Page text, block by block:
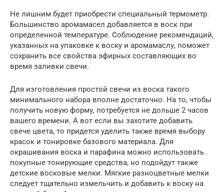
Не лишним будет приобрести специальный термометр.
Большинство аромамасел добавляется в воск при
определенной температуре. Соблюдение рекомендаций,
указанных на упаковке к воску и аромамаслу, поможет
сохранить все свойства эфирных составляющих во
время заливки свечи.
Для изготовления простой свечи из воска такого
минимального набора вполне достаточно. На то, чтобы
получить новую форму, потребуется не дольше 2 часов
вашего времени. А вот если вы захотите добавить
свече цвета, то придется уделить также время выбору
красок и тонировке базового материала. Для
окрашивания воска и парафина можно использовать
покупные тонирующие средства, но подойдут также
детские восковые мелки. Мягкие разноцветные мелки
следует тщательно измельчить и добавить к воску на